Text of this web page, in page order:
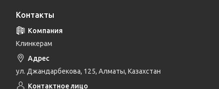
Контакты
Клинкерам
ул. Джандарбекова, 125, Алматы, Казахстан